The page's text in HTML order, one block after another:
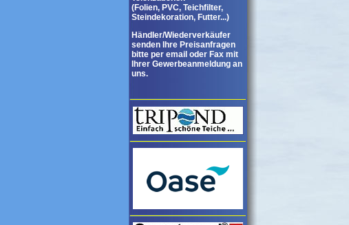
(Folien, PVC, Teichfilter,
Steindekoration, Futter...)
Händler/Wiederverkäufer
senden Ihre Preisanfragen
bitte per email oder Fax mit
Ihrer Gewerbeanmeldung an
uns.